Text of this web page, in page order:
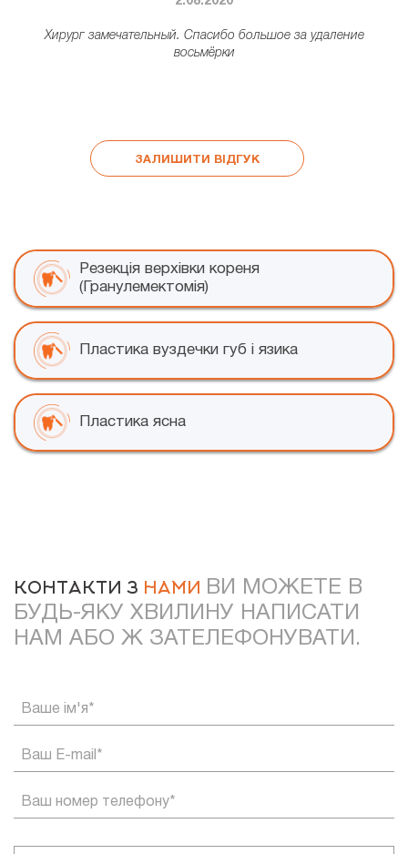
Хирург замечательный. Спасибо большое за удаление
восьмёрки
ЗАЛИШИТИ ВІДГУК
Резекція верхівки кореня
(Гранулемектомія)
Пластика вуздечки губ і язика
Пластика ясна
КОНТАКТИ З НАМИ ВИ МОЖЕТЕ В
БУДЬ-ЯКУ ХВИЛИНУ НАПИСАТИ
НАМ АБО Ж ЗАТЕЛЕФОНУВАТИ.
Ваше ім'я*
Ваш E-mail*
Ваш номер телефону*